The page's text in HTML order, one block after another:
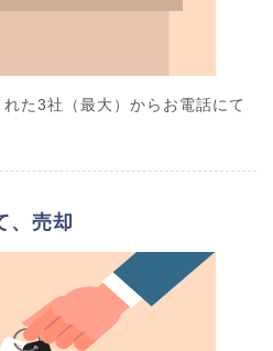
た3社（最大）からお電話にて
、売却